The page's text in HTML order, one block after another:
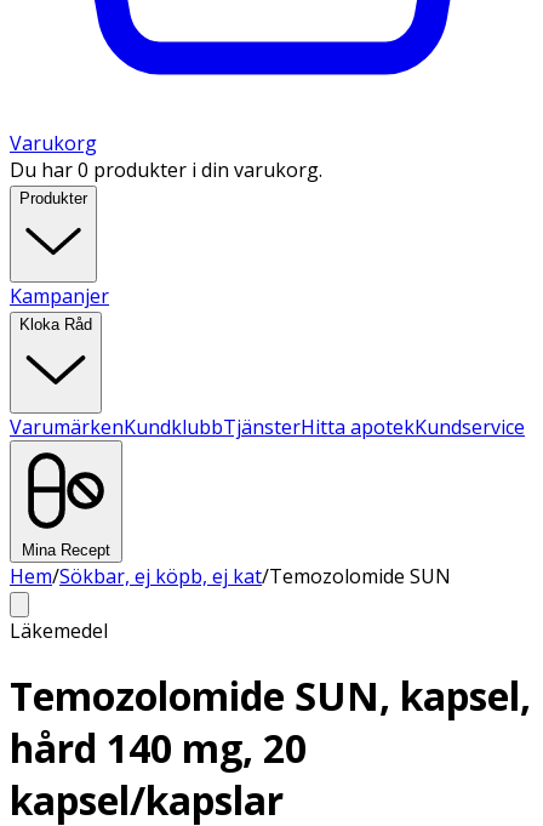
Varukorg
Du har 0 produkter i din varukorg.
Produkter
Kampanjer
Kloka Råd
VarumärkenKundklubbTjänsterHitta apotekKundservice
Mina Recept
Hem/Sökbar, ej köpb, ej kat/Temozolomide SUN
Läkemedel
Temozolomide SUN, kapsel,
hård 140 mg, 20
kapsel/kapslar